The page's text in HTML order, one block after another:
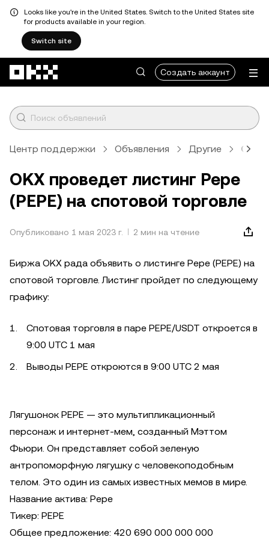
Looks like you're in the United States. Switch to the United States site
for products available in your region.
Switch site
Создать аккаунт
Центр поддержки Объявления Другие
OKX проведет листинг Pepe
(PEPE) на спотовой торговле
Опубликовано 1 мая 2023 г. 2 мин на чтение
Биржа OKX рада объявить о листинге Pepe (PEPE) на
спотовой торговле. Листинг пройдет по следующему
графику:
Спотовая торговля в паре PEPE/USDT откроется в
9:00 UTC 1 мая
Выводы PEPE откроются в 9:00 UTC 2 мая
Лягушонок PEPE — это мультипликационный
персонаж и интернет-мем, созданный Мэттом
Фьюри. Он представляет собой зеленую
антропоморфную лягушку с человекоподобным
телом. Это один из самых известных мемов в мире.
Название актива: Pepe
Тикер: PEPE
Общее предложение: 420 690 000 000 000